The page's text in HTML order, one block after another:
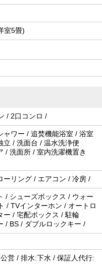
室5畳)
/ 2口コンロ /
ャワー / 追焚機能浴室 / 浴室
立 / 洗面台 / 温水洗浄便
/ 洗面所 / 室内洗濯機置き
ーリング / エアコン / 冷房 /
/ シューズボックス / ウォー
/ TVインターホン / オートロ
ー / 宅配ボックス / 駐輪
/ BS / ダブルロックキー /
営 / 排水:下水 / 保証人代行: